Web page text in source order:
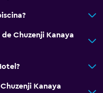
Chuzenji Kanaya
Kanaya